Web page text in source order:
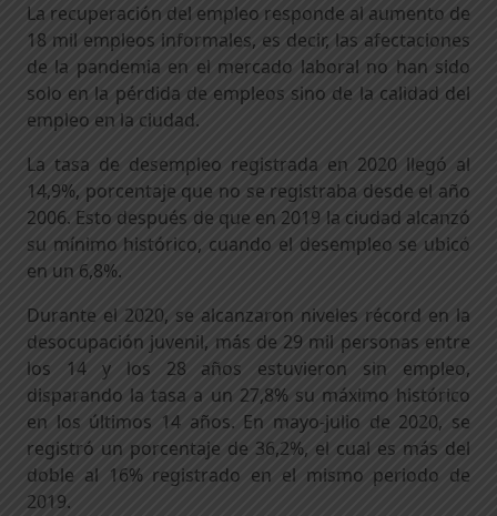
La recuperación del empleo responde al aumento de
18 mil empleos informales, es decir, las afectaciones
de la pandemia en el mercado laboral no han sido
solo en la pérdida de empleos sino de la calidad del
empleo en la ciudad.
La tasa de desempleo registrada en 2020 llegó al
14,9%, porcentaje que no se registraba desde el año
2006. Esto después de que en 2019 la ciudad alcanzó
su mínimo histórico, cuando el desempleo se ubicó
en un 6,8%.
Durante el 2020, se alcanzaron niveles récord en la
desocupación juvenil, más de 29 mil personas entre
los 14 y los 28 años estuvieron sin empleo,
disparando la tasa a un 27,8% su máximo histórico
en los últimos 14 años. En mayo-julio de 2020, se
registró un porcentaje de 36,2%, el cual es más del
doble al 16% registrado en el mismo periodo de
2019.